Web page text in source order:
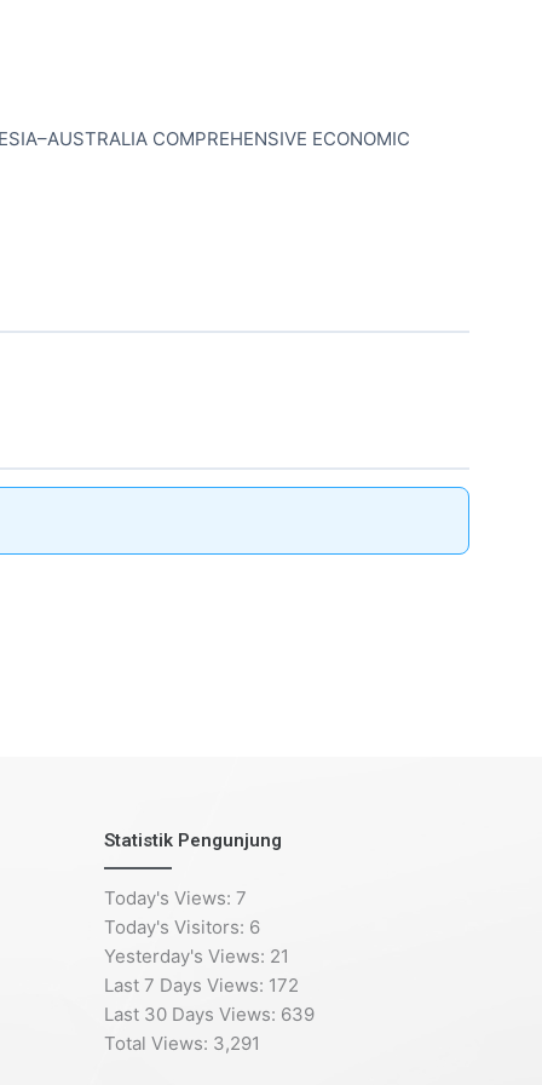
COMPREHENSIVE ECONOMIC
Statistik Pengunjung
Today's Views: 7
Today's Visitors: 6
Yesterday's Views: 21
Last 7 Days Views: 172
Last 30 Days Views: 639
Total Views: 3,291